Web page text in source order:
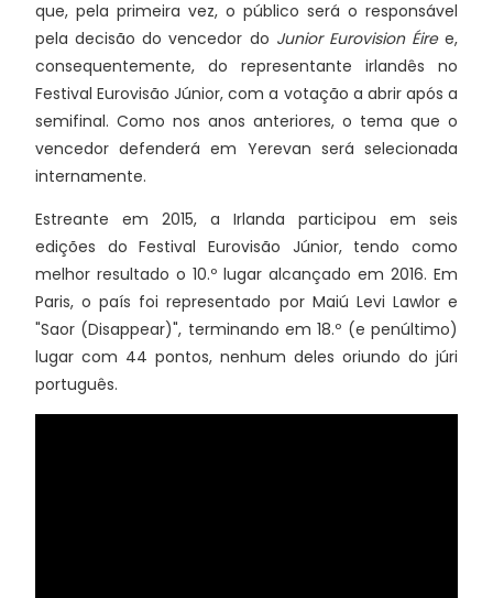
que, pela primeira vez, o público será o responsável
pela decisão do vencedor do Junior Eurovision Éire e,
consequentemente, do representante irlandês no
Festival Eurovisão Júnior, com a votação a abrir após a
semifinal. Como nos anos anteriores, o tema que o
vencedor defenderá em Yerevan será selecionada
internamente.
Estreante em 2015, a Irlanda participou em seis
edições do Festival Eurovisão Júnior, tendo como
melhor resultado o 10.º lugar alcançado em 2016. Em
Paris, o país foi representado por Maiú Levi Lawlor e
"Saor (Disappear)", terminando em 18.º (e penúltimo)
lugar com 44 pontos, nenhum deles oriundo do júri
português.